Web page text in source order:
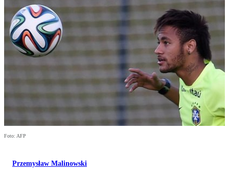
Foto: AFP
Przemysław Malinowski